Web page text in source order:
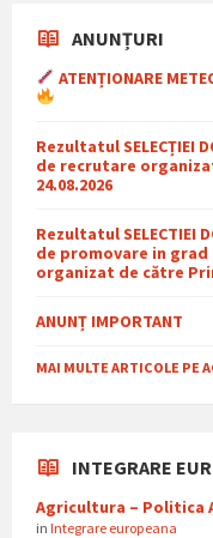
ANUNȚURI
ATENȚIONARE
Rezultatul SELECȚIEI
de recrutare
24.08.2026
Rezultatul SELECTIEI
de promovare in
organizat de către
ANUNȚ IMPORTANT
MAI MULTE ARTICOLE PE
INTEGRARE
Agricultura – Politica
in Integrare europeana